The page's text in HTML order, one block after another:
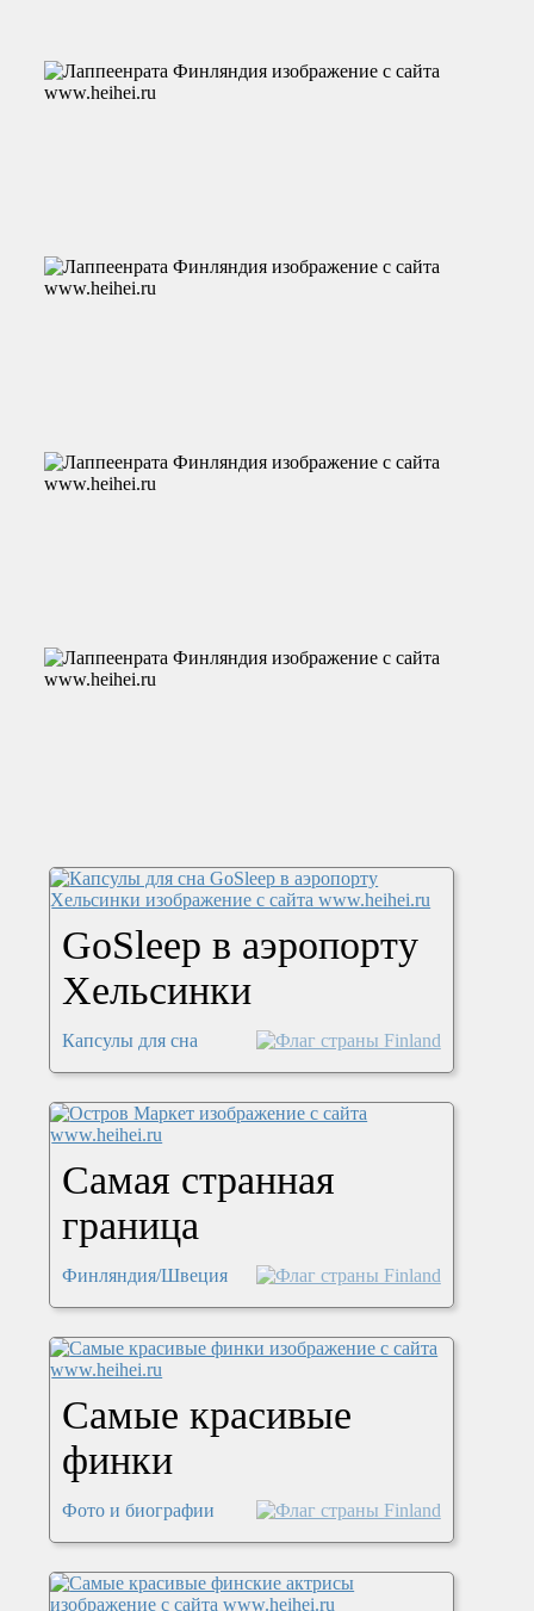
GoSleep в аэропорту
Хельсинки
Капсулы для сна
Самая странная
граница
Финляндия/Швеция
Самые красивые
финки
Фото и биографии